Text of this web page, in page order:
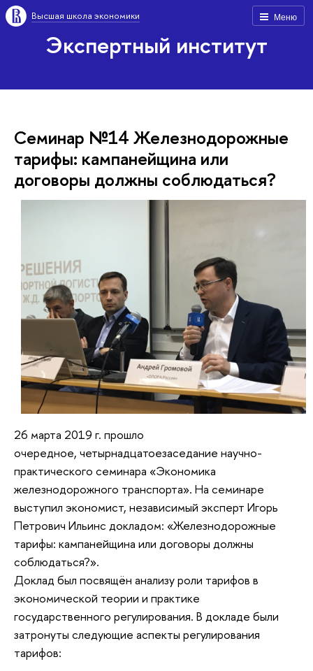
Меню
Высшая школа экономики
Экспертный институт
Семинар №14 Железнодорожные
тарифы: кампанейщина или
договоры должны соблюдаться?
26 марта 2019 г. прошло
очередное, четырнадцатоезаседание научно-
практического семинара «Экономика
железнодорожного транспорта». На семинаре
выступил экономист, независимый эксперт Игорь
Петрович Ильинс докладом: «Железнодорожные
тарифы: кампанейщина или договоры должны
соблюдаться?».
Доклад был посвящён анализу роли тарифов в
экономической теории и практике
государственного регулирования. В докладе были
затронуты следующие аспекты регулирования
тарифов: